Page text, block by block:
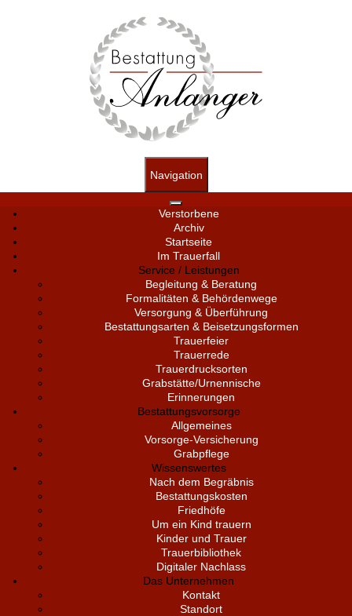
Navigation
Verstorbene
Archiv
Startseite
Im Trauerfall
Service / Leistungen
Begleitung & Beratung
Formalitäten & Behördenwege
Versorgung & Überführung
Bestattungsarten & Beisetzungsformen
Trauerfeier
Trauerrede
Trauerdrucksorten
Grabstätte/Urnennische
Erinnerungen
Bestattungsvorsorge
Allgemeines
Vorsorge-Versicherung
Grabpflege
Wissenswertes
Nach dem Begräbnis
Bestattungskosten
Friedhöfe
Um ein Kind trauern
Kinder und Trauer
Trauerbibliothek
Digitaler Nachlass
Das Unternehmen
Kontakt
Standort